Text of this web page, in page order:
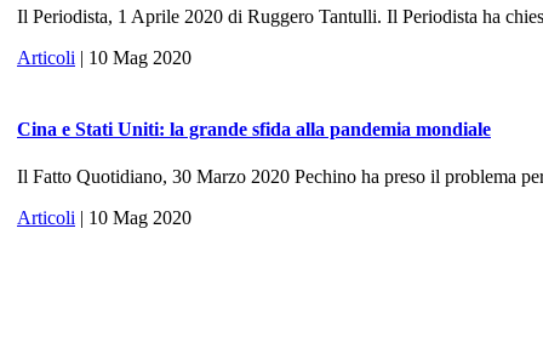
Il Periodista, 1 Aprile 2020 di Ruggero Tantulli. Il Periodista ha
Articoli | 10 Mag 2020
Cina e Stati Uniti: la grande sfida alla pandemia mondiale
Il Fatto Quotidiano, 30 Marzo 2020 Pechino ha preso il problema
Articoli | 10 Mag 2020